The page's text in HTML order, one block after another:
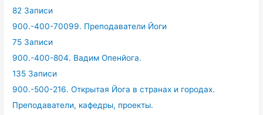
82 Записи
900.-400-70099. Преподаватели Йоги
75 Записи
900.-400-804. Вадим Опенйога.
135 Записи
900.-500-216. Открытая Йога в странах и городах.
Преподаватели, кафедры, проекты.